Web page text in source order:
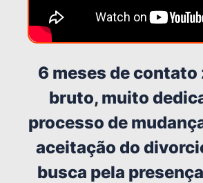
6 meses de contato
bruto, muito
processo de
aceitação do
busca pela